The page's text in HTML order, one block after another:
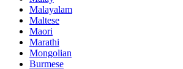
Malayalam
Maltese
Maori
Marathi
Mongolian
Burmese